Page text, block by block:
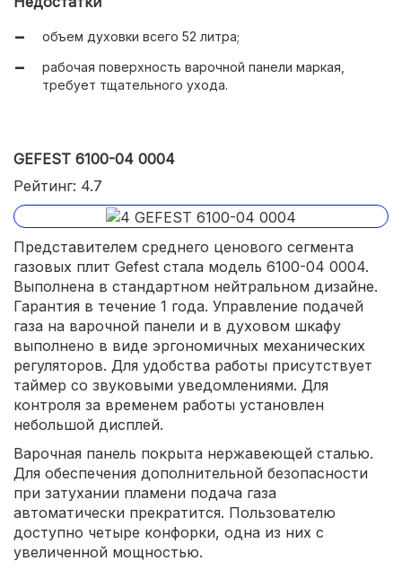
объем духовки всего 52 литра;
рабочая поверхность варочной панели маркая,
требует тщательного ухода.
GEFEST 6100-04 0004
Рейтинг: 4.7
Представителем среднего ценового сегмента
газовых плит Gefest стала модель 6100-04 0004.
Выполнена в стандартном нейтральном дизайне.
Гарантия в течение 1 года. Управление подачей
газа на варочной панели и в духовом шкафу
выполнено в виде эргономичных механических
регуляторов. Для удобства работы присутствует
таймер со звуковыми уведомлениями. Для
контроля за временем работы установлен
небольшой дисплей.
Варочная панель покрыта нержавеющей сталью.
Для обеспечения дополнительной безопасности
при затухании пламени подача газа
автоматически прекратится. Пользователю
доступно четыре конфорки, одна из них с
увеличенной мощностью.